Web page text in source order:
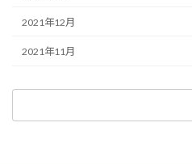
2021年12月
2021年11月